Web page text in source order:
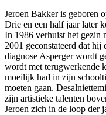
Jeroen Bakker is geboren
Drie en een half jaar later
In 1986 verhuist het gezin
2001 geconstateerd dat
diagnose Asperger wordt
wordt met terugwerkende
moeilijk had in zijn
moeten gaan.
zijn artistieke talenten
Jeroen zich in de loop der